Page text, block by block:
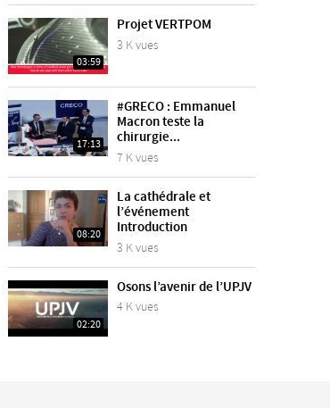
03:59
Projet VERTPOM
3 K vues
17:13
#GRECO : Emmanuel
Macron teste la
chirurgie...
7 K vues
08:20
La cathédrale et
l’événement
Introduction
3 K vues
02:20
Osons l’avenir de l’UPJV
4 K vues